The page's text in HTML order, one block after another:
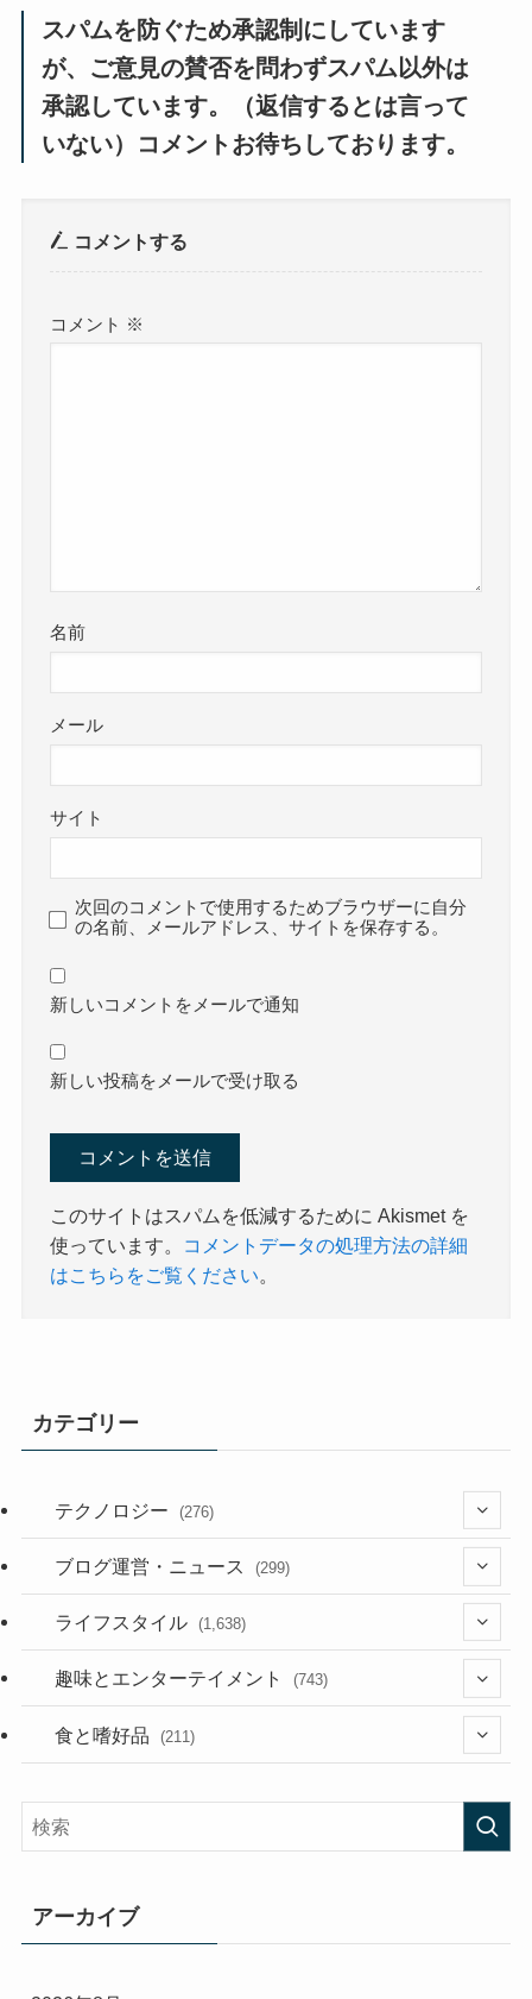
スパムを防ぐため承認制にしています
が、ご意見の賛否を問わずスパム以外は
承認しています。（返信するとは言って
いない）コメントお待ちしております。
コメントする
コメント ※
名前
メール
サイト
次回のコメントで使用するためブラウザーに自分
の名前、メールアドレス、サイトを保存する。
新しいコメントをメールで通知
新しい投稿をメールで受け取る
このサイトはスパムを低減するために Akismet を
使っています。
コメントデータの処理方法の詳細
はこちらをご覧ください。
カテゴリー
テクノロジー (276)
(36)
(187)
ブログ運営・ニュース (299)
(118)
(181)
ライフスタイル (1,638)
(394)
(282)
(33)
趣味とエンターテイメント (743)
(56)
食と嗜好品 (211)
アーカイブ